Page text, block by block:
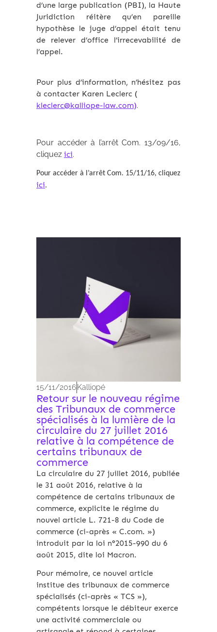
d’une large publication (PBI), la Haute
Juridiction réitère qu’en pareille
hypothèse le juge d’appel était tenu
de relever d’office l’irrecevabilité de
l’appel.
Pour plus d’information, n’hésitez pas
à contacter Karen Leclerc (
kleclerc@kalliope-law.com).
Pour accéder à l’arrêt Com. 13/09/16,
cliquez ici.
Pour accéder à l’arrêt Com. 15/11/16, cliquez
ici.
15/11/2016Kalliopé
Retour sur le nouveau régime
des Tribunaux de commerce
spécialisés à la lumière de la
circulaire du 27 juillet 2016
relative à la compétence de
certains tribunaux de
commerce
La circulaire du 27 juillet 2016, publiée
le 31 août 2016, relative à la
compétence de certains tribunaux de
commerce, explicite le régime du
nouvel article L. 721-8 du Code de
commerce (ci-après « C.com. »)
introduit par la loi n°2015-990 du 6
août 2015, dite loi Macron.
Pour mémoire, ce nouvel article
institue des tribunaux de commerce
spécialisés (ci-après « TCS »),
compétents lorsque le débiteur exerce
une activité commerciale ou